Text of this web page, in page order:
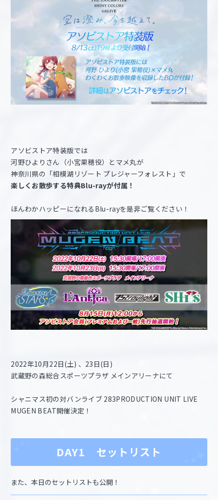
アソビストア特装版では
河野ひよりさん（小宮果穂役）とマメ丸が
神奈川県の「相模湖リゾート プレジャーフォレスト」で
楽しくお散歩する特典Blu-rayが付属！
ほんわかハッピーになれるBlu-rayを是非ご覧ください！
2022年10月22日(土) 、23日(日)
武蔵野の森総合スポーツプラザ メインアリーナにて
シャニマス初の対バンライブ 283PRODUCTION UNIT LIVE
MUGEN BEAT開催決定！
DAY1 セットリスト
また、本日のセットリストも公開！